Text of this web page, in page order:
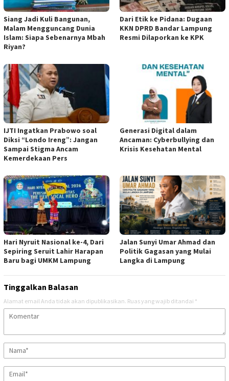
Siang Jadi Kuli Bangunan,
Malam Mengguncang Dunia
Islam: Siapa Sebenarnya Mbah
Riyan?
Dari Etik ke Pidana: Dugaan
KKN DPRD Bandar Lampung
Resmi Dilaporkan ke KPK
IJTI Ingatkan Prabowo soal
Diksi “Londo Ireng”: Jangan
Sampai Stigma Ancam
Kemerdekaan Pers
Generasi Digital dalam
Ancaman: Cyberbullying dan
Krisis Kesehatan Mental
Hari Nyruit Nasional ke-4, Dari
Sepiring Seruit Lahir Harapan
Baru bagi UMKM Lampung
Jalan Sunyi Umar Ahmad dan
Politik Gagasan yang Mulai
Langka di Lampung
Tinggalkan Balasan
Alamat email Anda tidak akan dipublikasikan. Ruas yang wajib ditandai *